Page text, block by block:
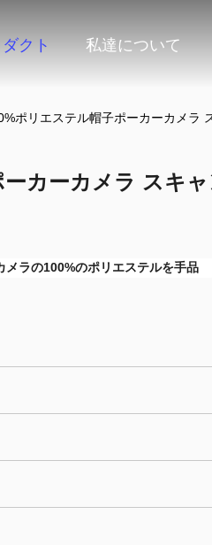
クト 私達について
ポリエステル帽子ポーカーカメラ
カーカメラ スキ
メラの100%のポリエステルを手品